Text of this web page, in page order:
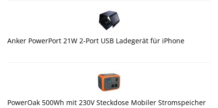
Anker PowerPort 21W 2-Port USB Ladegerät für iPhone
PowerOak 500Wh mit 230V Steckdose Mobiler Stromspeicher